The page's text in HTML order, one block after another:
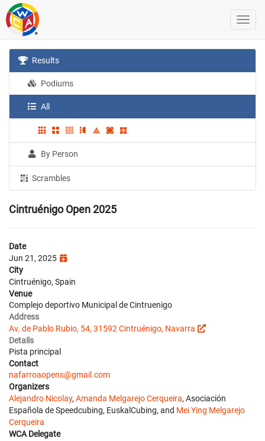
Results
Podiums
All
By Person
Scrambles
Cintruénigo Open 2025
Date
Jun 21, 2025
City
Cintruénigo, Spain
Venue
Complejo deportivo Municipal de Cintruenigo
Address
Av. de Pablo Rubio, 54, 31592 Cintruénigo, Navarra
Details
Pista principal
Contact
nafarroaopens@gmail.com
Organizers
Alejandro Nicolay, Amanda Melgarejo Cerqueira, Asociación
Española de Speedcubing, EuskalCubing, and Mei Ying Melgarejo
Cerqueira
WCA Delegate